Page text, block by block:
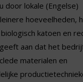
door lokale (Engelse)
hoeveelheden,
katoen en
geeft aan dat het
materialen en